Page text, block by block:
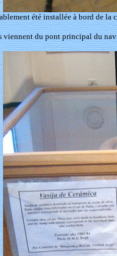
été installée à bord de
viennent du pont principal du